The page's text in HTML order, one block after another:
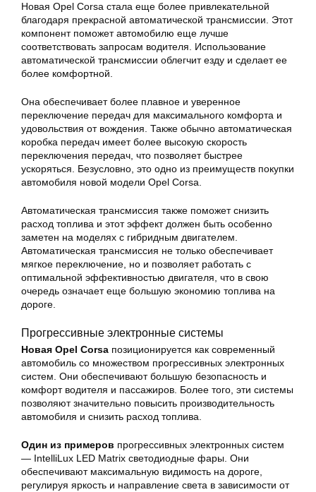
Новая Opel Corsa стала еще более привлекательной
благодаря прекрасной автоматической трансмиссии. Этот
компонент поможет автомобилю еще лучше
соответствовать запросам водителя. Использование
автоматической трансмиссии облегчит езду и сделает ее
более комфортной.
Она обеспечивает более плавное и уверенное
переключение передач для максимального комфорта и
удовольствия от вождения. Также обычно автоматическая
коробка передач имеет более высокую скорость
переключения передач, что позволяет быстрее
ускоряться. Безусловно, это одно из преимуществ покупки
автомобиля новой модели Opel Corsa.
Автоматическая трансмиссия также поможет снизить
расход топлива и этот эффект должен быть особенно
заметен на моделях с гибридным двигателем.
Автоматическая трансмиссия не только обеспечивает
мягкое переключение, но и позволяет работать с
оптимальной эффективностью двигателя, что в свою
очередь означает еще большую экономию топлива на
дороге.
Прогрессивные электронные системы
Новая Opel Corsa позиционируется как современный
автомобиль со множеством прогрессивных электронных
систем. Они обеспечивают большую безопасность и
комфорт водителя и пассажиров. Более того, эти системы
позволяют значительно повысить производительность
автомобиля и снизить расход топлива.
Один из примеров прогрессивных электронных систем
— IntelliLux LED Matrix светодиодные фары. Они
обеспечивают максимальную видимость на дороге,
регулируя яркость и направление света в зависимости от